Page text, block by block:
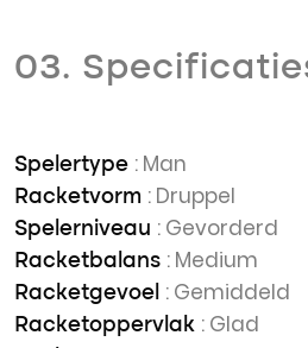
03.
Spelertype : Man
Racketvorm : Druppel
Spelerniveau : Gevorderd
Racketbalans : Medium
Racketgevoel : Gemiddeld
Racketoppervlak : Glad